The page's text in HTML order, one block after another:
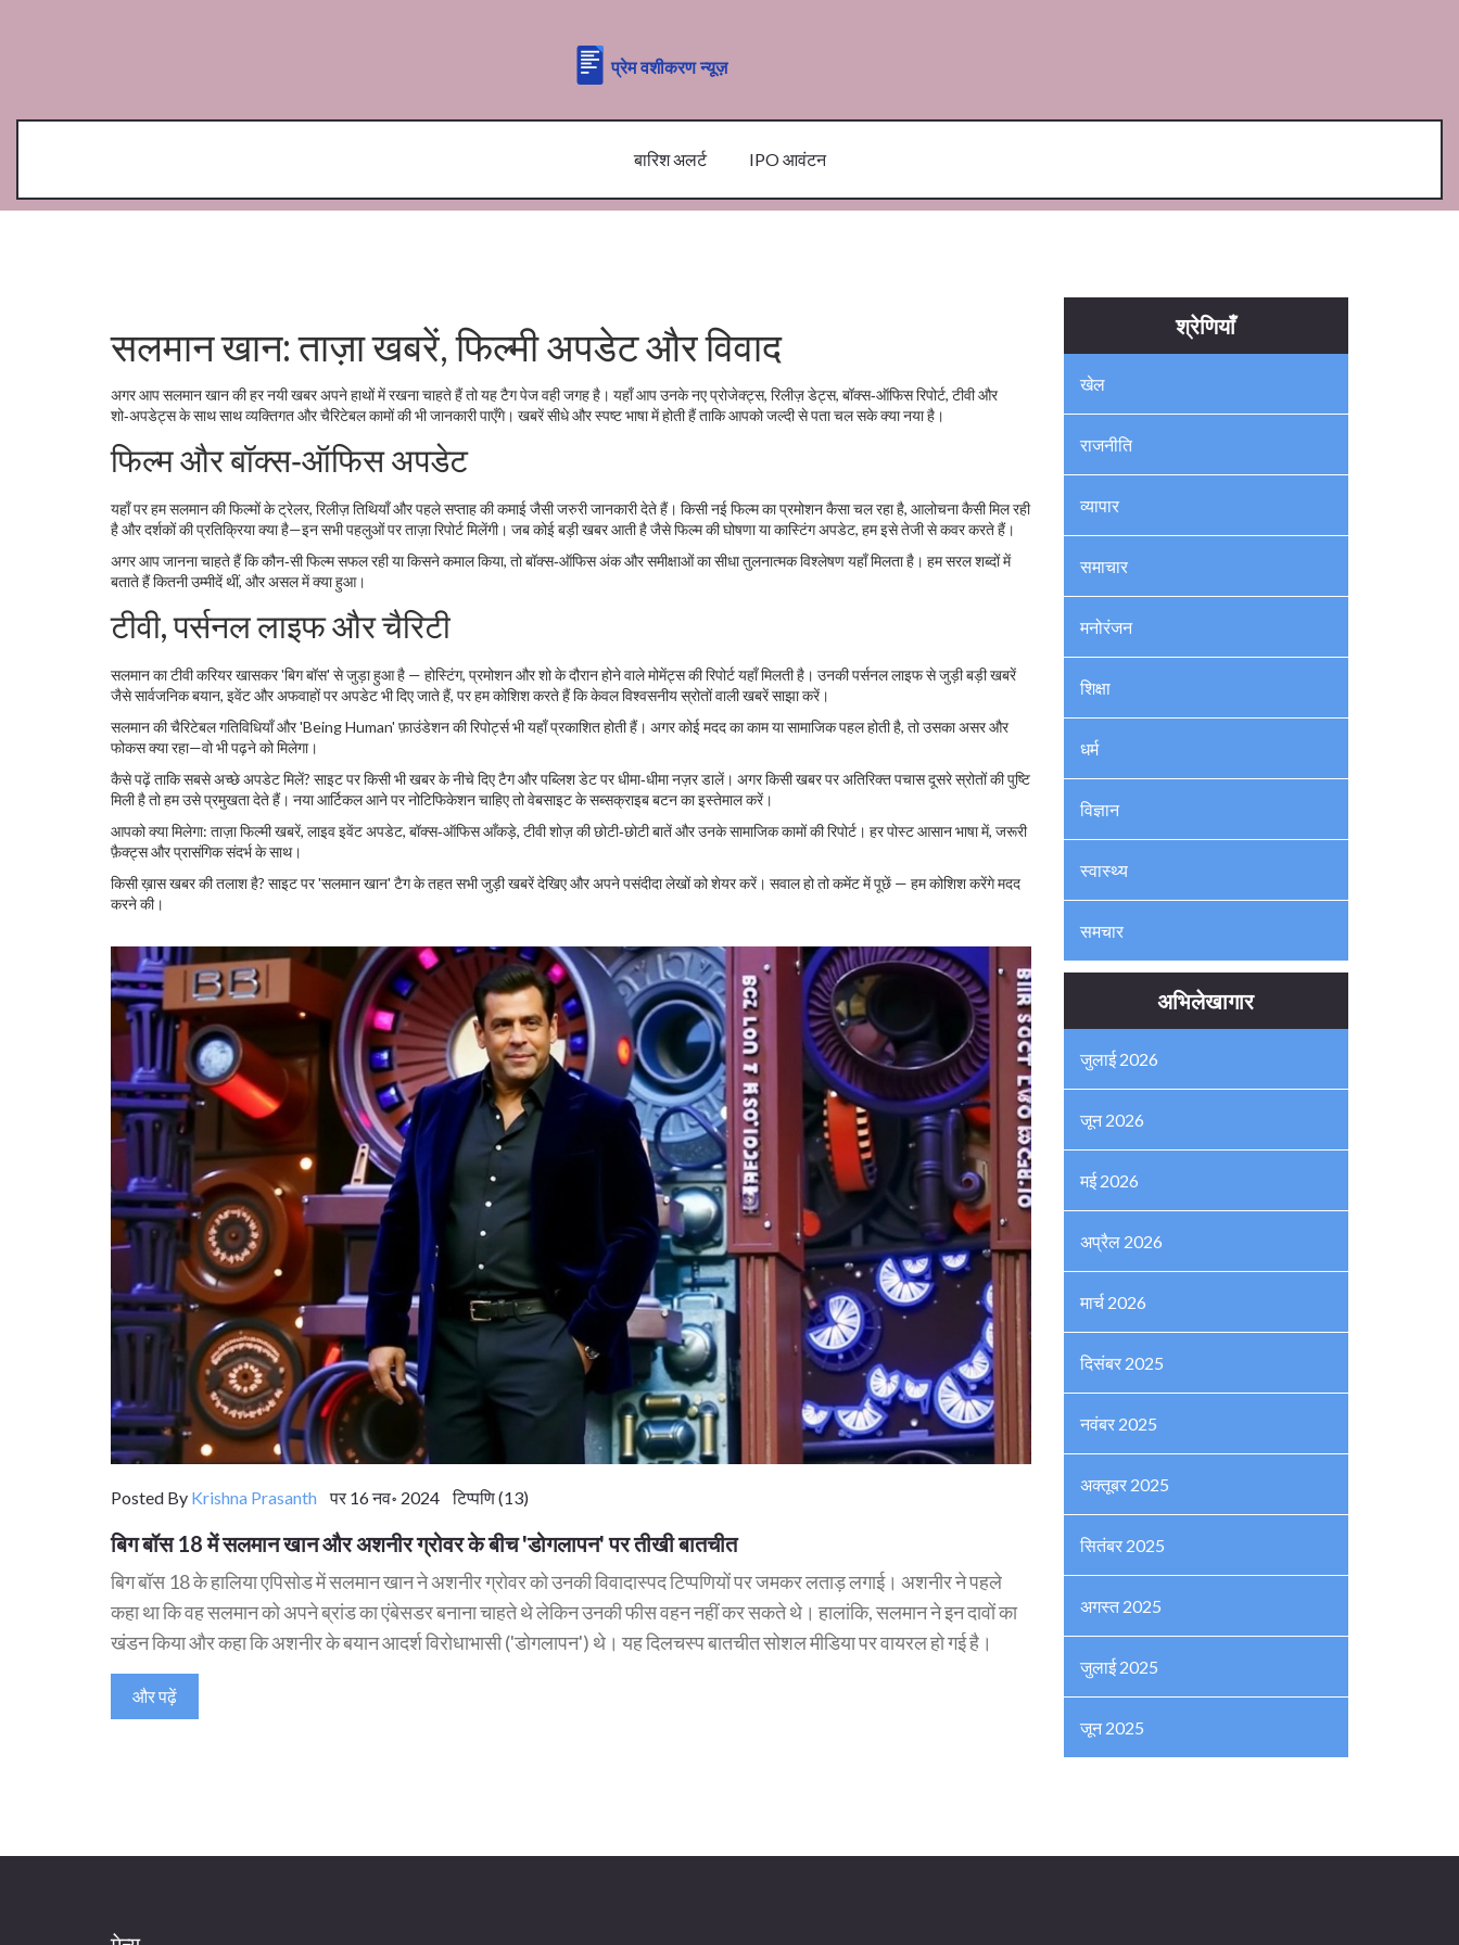
बारिश अलर्ट IPO आवंटन
सलमान खान: ताज़ा खबरें, फिल्मी अपडेट और विवाद
अगर आप सलमान खान की हर नयी खबर अपने हाथों में रखना चाहते हैं तो यह टैग पेज वही जगह है। यहाँ आप उनके नए प्रोजेक्ट्स, रिलीज़ डेट्स, बॉक्स‑ऑफिस रिपोर्ट, टीवी और
शो‑अपडेट्स के साथ साथ व्यक्तिगत और चैरिटेबल कामों की भी जानकारी पाएँगे। खबरें सीधे और स्पष्ट भाषा में होती हैं ताकि आपको जल्दी से पता चल सके क्या नया है।
फिल्म और बॉक्स‑ऑफिस अपडेट
यहाँ पर हम सलमान की फिल्मों के ट्रेलर, रिलीज़ तिथियाँ और पहले सप्ताह की कमाई जैसी जरुरी जानकारी देते हैं। किसी नई फिल्म का प्रमोशन कैसा चल रहा है, आलोचना कैसी मिल रही
है और दर्शकों की प्रतिक्रिया क्या है—इन सभी पहलुओं पर ताज़ा रिपोर्ट मिलेंगी। जब कोई बड़ी खबर आती है जैसे फिल्म की घोषणा या कास्टिंग अपडेट, हम इसे तेजी से कवर करते हैं।
अगर आप जानना चाहते हैं कि कौन‑सी फिल्म सफल रही या किसने कमाल किया, तो बॉक्स‑ऑफिस अंक और समीक्षाओं का सीधा तुलनात्मक विश्लेषण यहाँ मिलता है। हम सरल शब्दों में
बताते हैं कितनी उम्मीदें थीं, और असल में क्या हुआ।
टीवी, पर्सनल लाइफ और चैरिटी
सलमान का टीवी करियर खासकर 'बिग बॉस' से जुड़ा हुआ है — होस्टिंग, प्रमोशन और शो के दौरान होने वाले मोमेंट्स की रिपोर्ट यहाँ मिलती है। उनकी पर्सनल लाइफ से जुड़ी बड़ी खबरें
जैसे सार्वजनिक बयान, इवेंट और अफवाहों पर अपडेट भी दिए जाते हैं, पर हम कोशिश करते हैं कि केवल विश्वसनीय स्रोतों वाली खबरें साझा करें।
सलमान की चैरिटेबल गतिविधियाँ और 'Being Human' फ़ाउंडेशन की रिपोर्ट्स भी यहाँ प्रकाशित होती हैं। अगर कोई मदद का काम या सामाजिक पहल होती है, तो उसका असर और
फोकस क्या रहा—वो भी पढ़ने को मिलेगा।
कैसे पढ़ें ताकि सबसे अच्छे अपडेट मिलें? साइट पर किसी भी खबर के नीचे दिए टैग और पब्लिश डेट पर धीमा‑धीमा नज़र डालें। अगर किसी खबर पर अतिरिक्त पचास दूसरे स्रोतों की पुष्टि
मिली है तो हम उसे प्रमुखता देते हैं। नया आर्टिकल आने पर नोटिफिकेशन चाहिए तो वेबसाइट के सब्सक्राइब बटन का इस्तेमाल करें।
आपको क्या मिलेगा: ताज़ा फिल्मी खबरें, लाइव इवेंट अपडेट, बॉक्स‑ऑफिस आँकड़े, टीवी शोज़ की छोटी‑छोटी बातें और उनके सामाजिक कामों की रिपोर्ट। हर पोस्ट आसान भाषा में, जरूरी
फ़ैक्ट्स और प्रासंगिक संदर्भ के साथ।
किसी ख़ास खबर की तलाश है? साइट पर 'सलमान खान' टैग के तहत सभी जुड़ी खबरें देखिए और अपने पसंदीदा लेखों को शेयर करें। सवाल हो तो कमेंट में पूछें — हम कोशिश करेंगे मदद
करने की।
Posted By Krishna Prasanth पर 16 नव॰ 2024 टिप्पणि (13)
बिग बॉस 18 में सलमान खान और अशनीर ग्रोवर के बीच 'डोगलापन' पर तीखी बातचीत
बिग बॉस 18 के हालिया एपिसोड में सलमान खान ने अशनीर ग्रोवर को उनकी विवादास्पद टिप्पणियों पर जमकर लताड़ लगाई। अशनीर ने पहले
कहा था कि वह सलमान को अपने ब्रांड का एंबेसडर बनाना चाहते थे लेकिन उनकी फीस वहन नहीं कर सकते थे। हालांकि, सलमान ने इन दावों का
खंडन किया और कहा कि अशनीर के बयान आदर्श विरोधाभासी ('डोगलापन') थे। यह दिलचस्प बातचीत सोशल मीडिया पर वायरल हो गई है।
और पढ़ें
श्रेणियाँ
खेल
राजनीति
व्यापार
समाचार
मनोरंजन
शिक्षा
धर्म
विज्ञान
स्वास्थ्य
समचार
अभिलेखागार
जुलाई 2026
जून 2026
मई 2026
अप्रैल 2026
मार्च 2026
दिसंबर 2025
नवंबर 2025
अक्तूबर 2025
सितंबर 2025
अगस्त 2025
जुलाई 2025
जून 2025